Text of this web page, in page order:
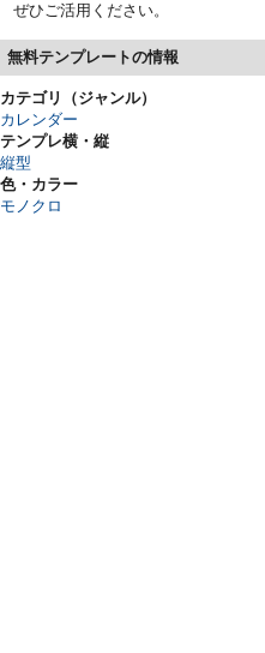
ぜひご活用ください。
無料テンプレートの情報
カテゴリ（ジャンル）
カレンダー
テンプレ横・縦
縦型
色・カラー
モノクロ